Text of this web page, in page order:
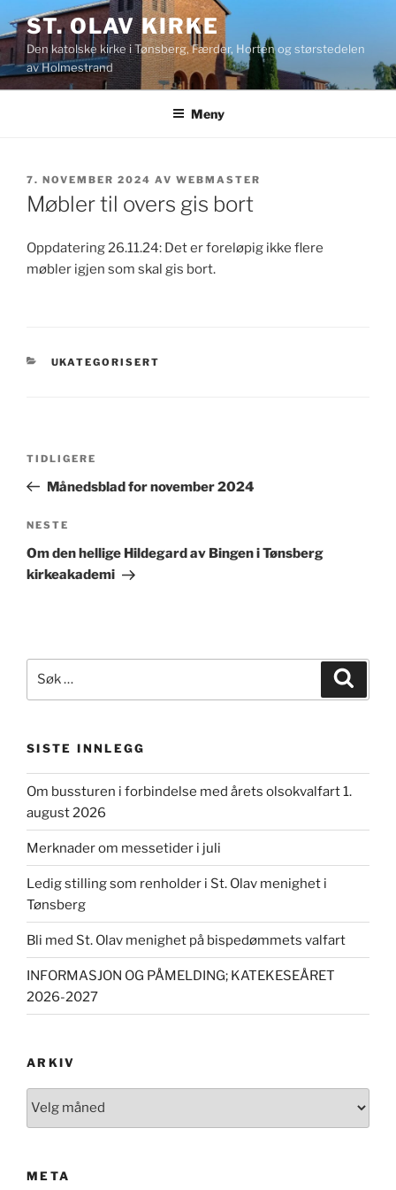
til
innhold
ST. OLAV KIRKE
Den katolske kirke i Tønsberg, Færder, Horten og størstedelen
av Holmestrand
Meny
PUBLISERT
7. NOVEMBER 2024 AV WEBMASTER
Møbler til overs gis bort
Oppdatering 26.11.24: Det er foreløpig ikke flere
møbler igjen som skal gis bort.
KATEGORIER
UKATEGORISERT
Forrige
innlegg
TIDLIGERE
Månedsblad for november 2024
Neste
innlegg
NESTE
Om den hellige Hildegard av Bingen i Tønsberg
kirkeakademi
etter:
SISTE INNLEGG
Om bussturen i forbindelse med årets olsokvalfart 1.
august 2026
Merknader om messetider i juli
Ledig stilling som renholder i St. Olav menighet i
Tønsberg
Bli med St. Olav menighet på bispedømmets valfart
INFORMASJON OG PÅMELDING; KATEKESEÅRET
2026-2027
ARKIV
META